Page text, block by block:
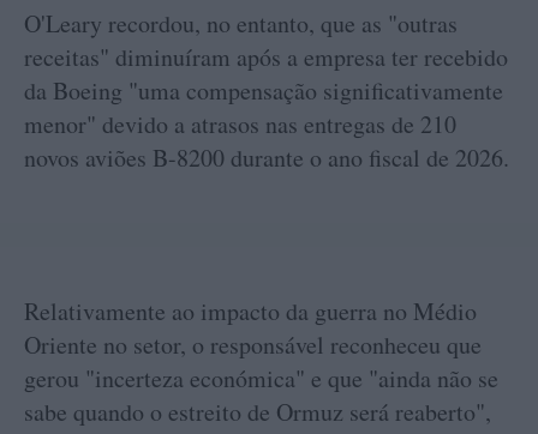
O'Leary recordou, no entanto, que as "outras
receitas" diminuíram após a empresa ter recebido
da Boeing "uma compensação significativamente
menor" devido a atrasos nas entregas de 210
novos aviões B-8200 durante o ano fiscal de 2026.
Relativamente ao impacto da guerra no Médio
Oriente no setor, o responsável reconheceu que
gerou "incerteza económica" e que "ainda não se
sabe quando o estreito de Ormuz será reaberto",